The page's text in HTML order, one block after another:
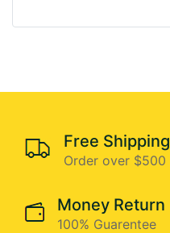
Free Shipping
Order over $500
Money Return
100% Guarentee